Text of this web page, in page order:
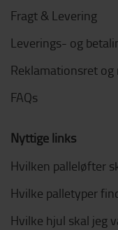
Fragt & Levering
Leverings- og
Reklamationsret
FAQs
Nyttige links
Hvilken palleløfter
Hvilke palletyper
Hvilke hjul skal jeg